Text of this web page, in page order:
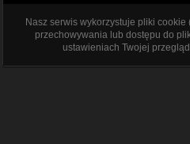
Nasz serwis wykorzystuje pliki cookie
przechowywania lub dostępu do
ustawieniach Twojej